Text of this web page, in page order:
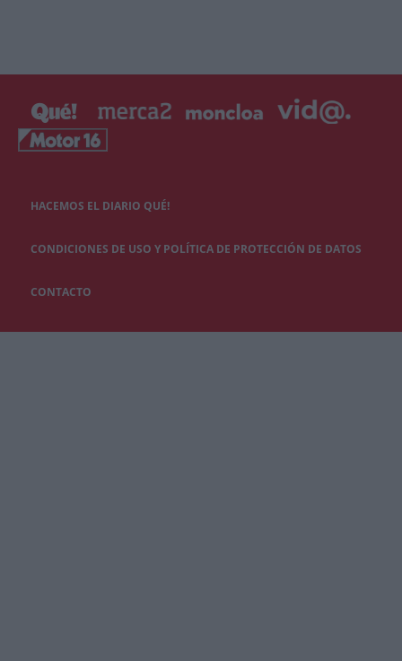
HACEMOS EL DIARIO QUÉ!
CONDICIONES DE USO Y POLÍTICA DE PROTECCIÓN DE DATOS
CONTACTO